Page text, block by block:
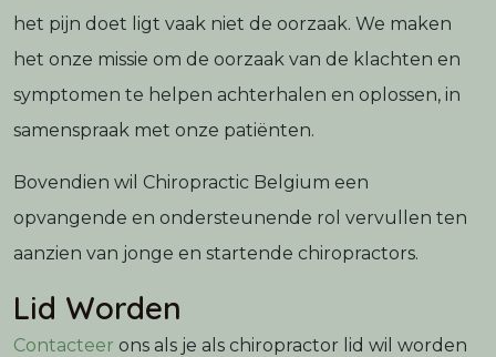
het pijn doet ligt vaak niet de oorzaak. We maken
het onze missie om de oorzaak van de klachten en
symptomen te helpen achterhalen en oplossen, in
samenspraak met onze patiënten.
Bovendien wil Chiropractic Belgium een
opvangende en ondersteunende rol vervullen ten
aanzien van jonge en startende chiropractors.
Lid Worden
Contacteer ons als je als chiropractor lid wil worden